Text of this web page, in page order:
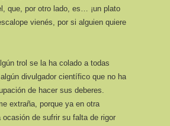
que, por otro lado, es… ¡un plato
vienés, por si alguien quiere
trol se la ha colado a todas
divulgador científico que no ha
de hacer sus deberes.
extraña, porque ya en otra
ocasión de sufrir su falta de rigor